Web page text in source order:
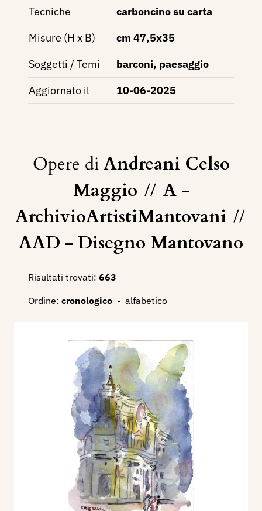
Tecniche
carboncino su carta
Misure (H x B)
cm 47,5x35
Soggetti / Temi
barconi, paesaggio
Aggiornato il
10-06-2025
Opere diAndreani Celso
Maggio // A -
ArchivioArtistiMantovani //
AAD - Disegno Mantovano
Risultati trovati: 663
Ordine: cronologico - alfabetico